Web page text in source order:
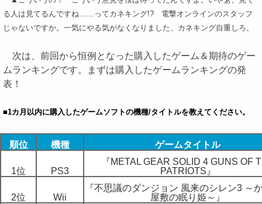
る人は見てるんですね……ってカネキング!? 電撃オンラインのスタッフ
じゃないですか。一気にやる気がなくなりました、カネキング自重しろ。
次は、前回から恒例となった購入したゲーム＆期待のゲー
ムランキングです。まずは購入したゲームランキングの発
表！
■1カ月以内に購入したゲームソフトの機種/タイトルを教えてください。
順位 機種 ゲームタイトル
1位 PS3
『METAL GEAR SOLID 4 GUNS OF
PATRIOTS』
2位 Wii
『不思議のダンジョン 風来のシレン3 ～
屋敷の眠り姫～』